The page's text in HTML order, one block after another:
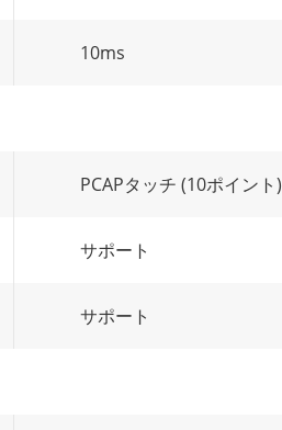
10ms
PCAPタッチ (10ポイント)
サポート
サポート